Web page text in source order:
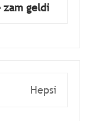
zam geldi
Hepsi